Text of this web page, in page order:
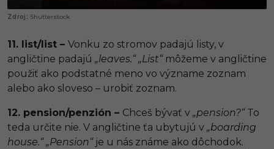
Shutterstock
11. list/list – Vonku zo stromov padajú listy, v
angličtine padajú „leaves.“ „List“môžeme v angličtine
použiť ako podstatné meno vo význame zoznam
alebo ako sloveso – urobiť zoznam.
12. pension/penzión – Chceš bývať v „pension?“ To
teda určite nie. V angličtine ťa ubytujú v „boarding
house.“ „Pension“ je u nás známe ako dôchodok.